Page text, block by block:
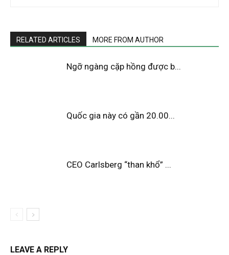
RELATED ARTICLES MORE FROM AUTHOR
Ngỡ ngàng cặp hồng được b...
Quốc gia này có gần 20.00...
CEO Carlsberg “than khổ” ...
LEAVE A REPLY